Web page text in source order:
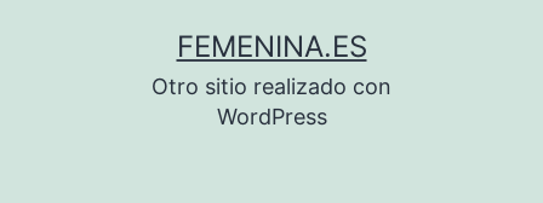
FEMENINA.ES
Otro sitio realizado con
WordPress